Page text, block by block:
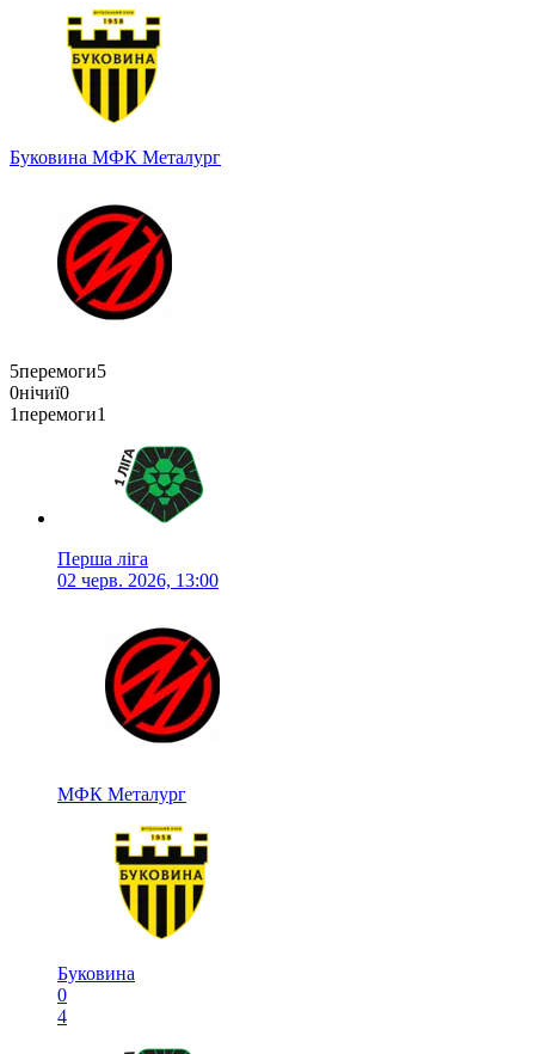
Буковина МФК Металург
5перемоги5
0нічиї0
1перемоги1
Перша ліга
02 черв. 2026, 13:00
МФК Металург
Буковина
0
4